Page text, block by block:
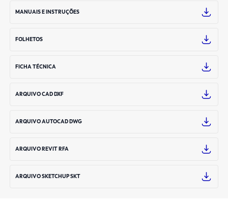
MANUAIS E INSTRUÇÕES
FOLHETOS
FICHA TÉCNICA
ARQUIVO CAD DXF
ARQUIVO AUTOCAD DWG
ARQUIVO REVIT RFA
ARQUIVO SKETCHUP SKT